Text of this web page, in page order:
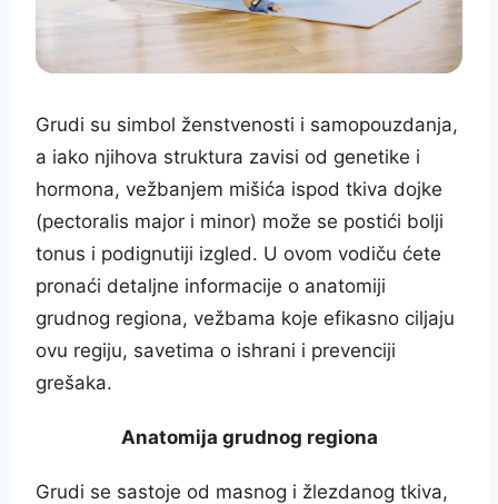
Grudi su simbol ženstvenosti i samopouzdanja,
a iako njihova struktura zavisi od genetike i
hormona, vežbanjem mišića ispod tkiva dojke
(pectoralis major i minor) može se postići bolji
tonus i podignutiji izgled. U ovom vodiču ćete
pronaći detaljne informacije o anatomiji
grudnog regiona, vežbama koje efikasno ciljaju
ovu regiju, savetima o ishrani i prevenciji
grešaka.
Anatomija grudnog regiona
Grudi se sastoje od masnog i žlezdanog tkiva,